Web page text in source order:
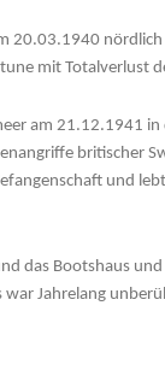
20.03.1940
mit Totalverlust
am 21.12.1941 in
britischer
und
das Bootshaus
Jahrelang